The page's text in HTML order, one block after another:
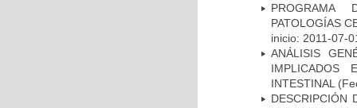
PROGRAMA
PATOLOGÍAS
inicio: 2011-07-
ANÁLISIS
IMPLICADOS
INTESTINAL
DESCRIPCIÓN